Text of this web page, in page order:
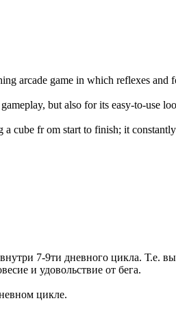
arcade game in which reflexes
but also for its easy-to-use
a cube fr om start to finish; it
7-9ти дневного цикла. Т.е.
и удовольствие от бега.
цикле.